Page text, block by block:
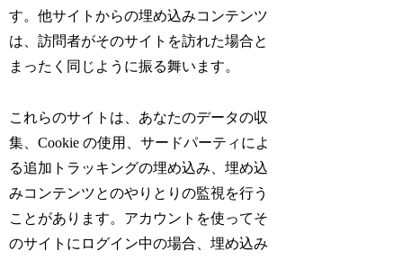
す。他サイトからの埋め込みコンテンツ
は、訪問者がそのサイトを訪れた場合と
まったく同じように振る舞います。
これらのサイトは、あなたのデータの収
集、Cookie の使用、サードパーティによ
る追加トラッキングの埋め込み、埋め込
みコンテンツとのやりとりの監視を行う
ことがあります。アカウントを使ってそ
のサイトにログイン中の場合、埋め込み